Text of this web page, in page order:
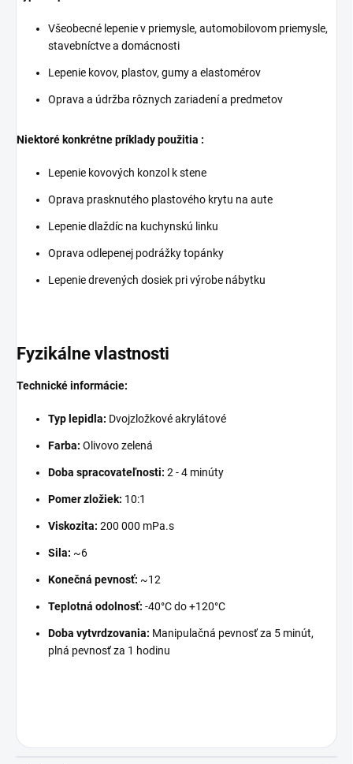
Všeobecné lepenie v priemysle, automobilovom priemysle,
stavebníctve a domácnosti
Lepenie kovov, plastov, gumy a elastomérov
Oprava a údržba rôznych zariadení a predmetov
Niektoré konkrétne príklady použitia :
Lepenie kovových konzol k stene
Oprava prasknutého plastového krytu na aute
Lepenie dlaždíc na kuchynskú linku
Oprava odlepenej podrážky topánky
Lepenie drevených dosiek pri výrobe nábytku
Fyzikálne vlastnosti
Technické informácie:
Typ lepidla: Dvojzložkové akrylátové
Farba: Olivovo zelená
Doba spracovateľnosti: 2 - 4 minúty
Pomer zložiek: 10:1
Viskozita: 200 000 mPa.s
Sila: ~6
Konečná pevnosť: ~12
Teplotná odolnosť: -40°C do +120°C
Doba vytvrdzovania: Manipulačná pevnosť za 5 minút,
plná pevnosť za 1 hodinu